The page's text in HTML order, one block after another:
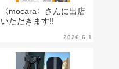
2026.6.1
〈mocara〉さんに出店
いただきます!!